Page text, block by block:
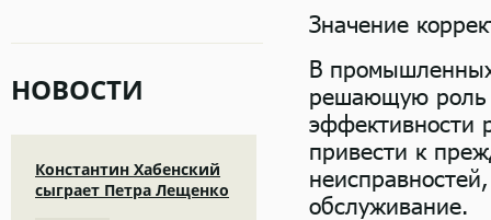
НОВОСТИ
Константин Хабенский
сыграет Петра Лещенко
Значение
В
решающую роль
эффективности
привести к
обслуживание.